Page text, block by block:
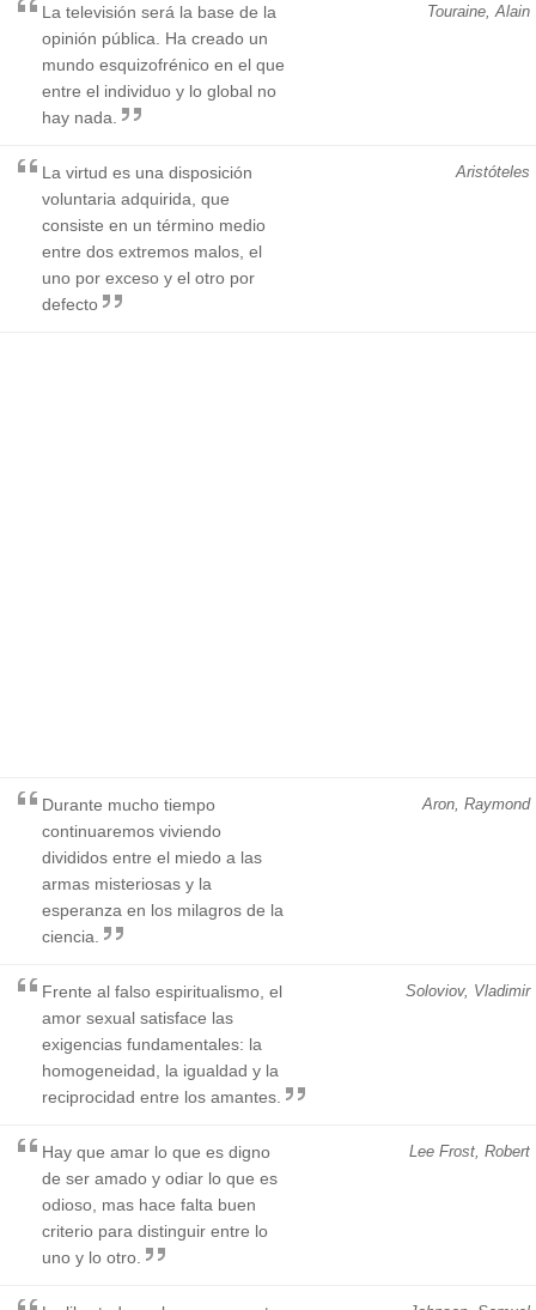
Touraine, Alain
La televisión será la base de la
opinión pública. Ha creado un
mundo esquizofrénico en el que
entre el individuo y lo global no
hay nada.
Aristóteles
La virtud es una disposición
voluntaria adquirida, que
consiste en un término medio
entre dos extremos malos, el
uno por exceso y el otro por
defecto
Aron, Raymond
Durante mucho tiempo
continuaremos viviendo
divididos entre el miedo a las
armas misteriosas y la
esperanza en los milagros de la
ciencia.
Soloviov, Vladimir
Frente al falso espiritualismo, el
amor sexual satisface las
exigencias fundamentales: la
homogeneidad, la igualdad y la
reciprocidad entre los amantes.
Lee Frost, Robert
Hay que amar lo que es digno
de ser amado y odiar lo que es
odioso, mas hace falta buen
criterio para distinguir entre lo
uno y lo otro.